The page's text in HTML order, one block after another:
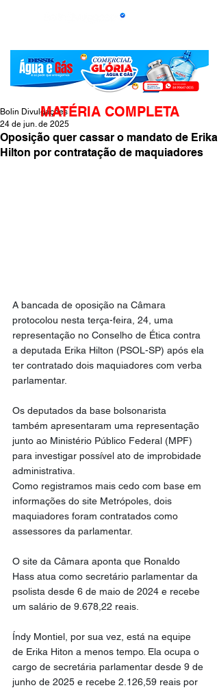
Oposição quer cassar o mandato de Erika
Hilton por contratação de maquiadores
Bolin Divulgações
24 de jun. de 2025
A bancada de oposição na Câmara
protocolou nesta terça-feira, 24, uma
representação no Conselho de Ética contra
a deputada Erika Hilton (PSOL-SP) após ela
ter contratado dois maquiadores com verba
parlamentar.
Os deputados da base bolsonarista
também apresentaram uma representação
junto ao Ministério Público Federal (MPF)
para investigar possível ato de improbidade
administrativa.
Como registramos mais cedo com base em
informações do site Metrópoles, dois
maquiadores foram contratados como
assessores da parlamentar.
O site da Câmara aponta que Ronaldo
Hass atua como secretário parlamentar da
psolista desde 6 de maio de 2024 e recebe
um salário de 9.678,22 reais.
Índy Montiel, por sua vez, está na equipe
de Erika Hiton a menos tempo. Ela ocupa o
cargo de secretária parlamentar desde 9 de
junho de 2025 e recebe 2.126,59 reais por
MATÉRIA COMPLETA